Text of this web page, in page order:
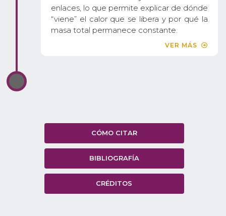
enlaces, lo que permite explicar de dónde
“viene” el calor que se libera y por qué la
masa total permanece constante.
VER MÁS
CÓMO CITAR
BIBLIOGRAFÍA
CRÉDITOS